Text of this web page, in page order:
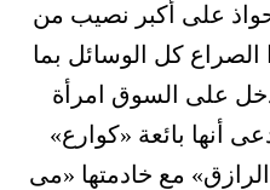
على أكبر نصيب من
كل الوسائل بما
على السوق امرأة
أنها بائعة «كوارع»
مع خادمتها «مى